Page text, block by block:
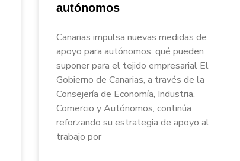
autónomos
Canarias impulsa nuevas medidas de
apoyo para autónomos: qué pueden
suponer para el tejido empresarial El
Gobierno de Canarias, a través de la
Consejería de Economía, Industria,
Comercio y Autónomos, continúa
reforzando su estrategia de apoyo al
trabajo por